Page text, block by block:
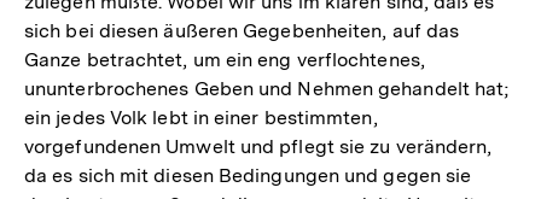
sich bei diesen äußeren Gegebenheiten, auf das
Ganze betrachtet, um ein eng verflochtenes,
ununterbrochenes Geben und Nehmen gehandelt hat;
ein jedes Volk lebt in einer bestimmten,
vorgefundenen Umwelt und pflegt sie zu verändern,
da es sich mit diesen Bedingungen und gegen sie